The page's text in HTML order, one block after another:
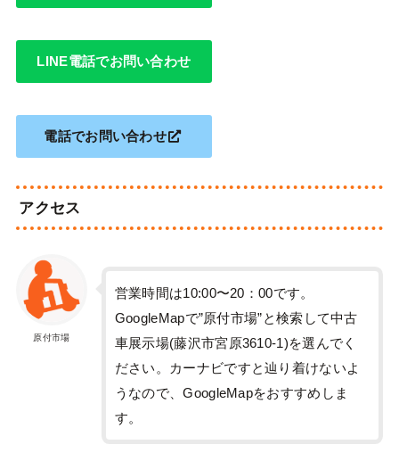
LINE電話でお問い合わせ
電話でお問い合わせ
アクセス
原付市場
営業時間は10:00〜20：00です。
GoogleMapで”原付市場”と検索して中古
車展示場(藤沢市宮原3610-1)を選んでく
ださい。カーナビですと辿り着けないよ
うなので、GoogleMapをおすすめしま
す。